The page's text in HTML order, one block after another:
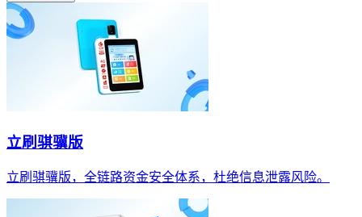
立刷骐骥版
立刷骐骥版，全链路资金安全体系，杜绝信息泄露风险。